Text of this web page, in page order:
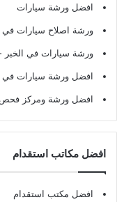
افضل ورشة سيارات
ورشة اصلاح سيارات في
ورشة سيارات في الخبر -
افضل ورشة سيارات في
افضل ورشة ومركز فحص
افضل مكاتب استقدام
افضل مكتب استقدام